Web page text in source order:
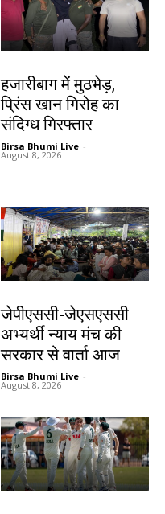
हजारीबाग में मुठभेड़,
प्रिंस खान गिरोह का
संदिग्ध गिरफ्तार
Birsa Bhumi Live -
August 8, 2026
जेपीएससी-जेएसएससी
अभ्यर्थी न्याय मंच की
सरकार से वार्ता आज
Birsa Bhumi Live -
August 8, 2026